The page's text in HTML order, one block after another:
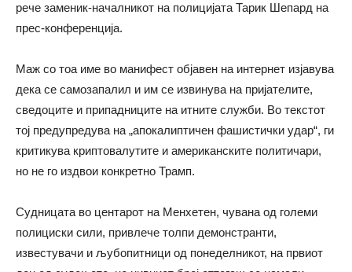
рече заменик-началникот на полицијата Тарик Шепард на
прес-конференција.
Маж со тоа име во манифест објавен на интернет изјавува
дека се самозапалил и им се извинува на пријателите,
сведоците и припадниците на итните служби. Во текстот
тој предупредува на „апокалиптичен фашистички удар“, ги
критикува криптовалутите и американските политичари,
но не го издвои конкретно Трамп.
Судницата во центарот на Менхетен, чувана од големи
полициски сили, привлече толпи демонстранти,
известувачи и љубопитници од понеделникот, на првиот